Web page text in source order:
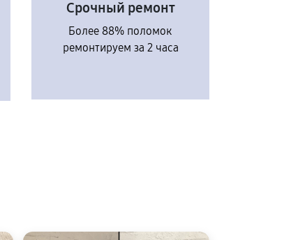
Срочный ремонт
Более 88% поломок
ремонтируем за 2 часа